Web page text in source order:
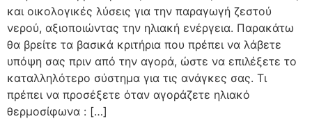
και οικολογικές λύσεις για την παραγωγή ζεστού
νερού, αξιοποιώντας την ηλιακή ενέργεια. Παρακάτω
θα βρείτε τα βασικά κριτήρια που πρέπει να λάβετε
υπόψη σας πριν από την αγορά, ώστε να επιλέξετε το
καταλληλότερο σύστημα για τις ανάγκες σας. Τι
πρέπει να προσέξετε όταν αγοράζετε ηλιακό
θερμοσίφωνα : […]